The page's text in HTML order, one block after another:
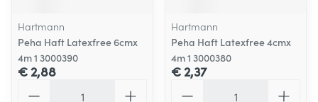
Hartmann
Peha Haft Latexfree 6cmx
4m 1 3000390
€ 2,88
Hartmann
Peha Haft Latexfree 4cmx
4m 1 3000380
€ 2,37